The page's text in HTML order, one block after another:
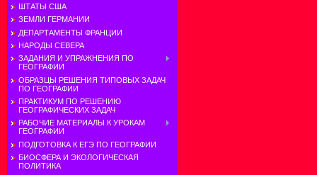
ШТАТЫ США
ЗЕМЛИ ГЕРМАНИИ
ДЕПАРТАМЕНТЫ ФРАНЦИИ
НАРОДЫ СЕВЕРА
ЗАДАНИЯ И УПРАЖНЕНИЯ ПО
ГЕОГРАФИИ
ОБРАЗЦЫ РЕШЕНИЯ ТИПОВЫХ ЗАДАЧ
ПО ГЕОГРАФИИ
ПРАКТИКУМ ПО РЕШЕНИЮ
ГЕОГРАФИЧЕСКИХ ЗАДАЧ
РАБОЧИЕ МАТЕРИАЛЫ К УРОКАМ
ГЕОГРАФИИ
ПОДГОТОВКА К ЕГЭ ПО ГЕОГРАФИИ
БИОСФЕРА И ЭКОЛОГИЧЕСКАЯ
ПОЛИТИКА